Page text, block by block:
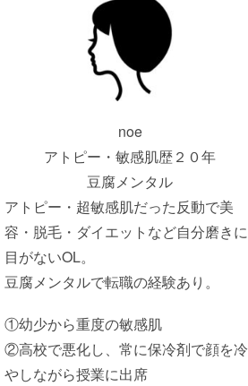
noe
アトピー・敏感肌歴２０年
豆腐メンタル
アトピー・超敏感肌だった反動で美
容・脱毛・ダイエットなど自分磨きに
目がないOL。
豆腐メンタルで転職の経験あり。
①幼少から重度の敏感肌
②高校で悪化し、常に保冷剤で顔を冷
やしながら授業に出席